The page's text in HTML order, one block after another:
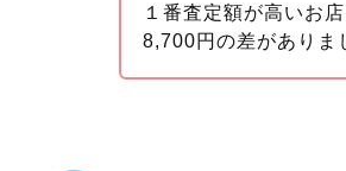
１番査定額が高いお
8,700円の差がありま